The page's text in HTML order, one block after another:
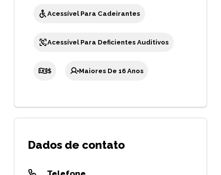
Acessível Para Cadeirantes
Acessível Para Deficientes Auditivos
$ Maiores De 16 Anos
Dados de contato